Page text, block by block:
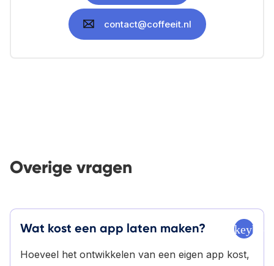
contact@coffeeit.nl
Overige vragen
Wat kost een app laten maken?
Hoeveel het ontwikkelen van een eigen app kost,